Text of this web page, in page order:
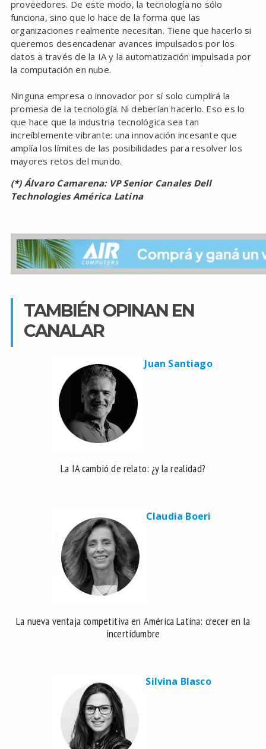
proveedores. De este modo, la tecnología no sólo
funciona, sino que lo hace de la forma que las
organizaciones realmente necesitan. Tiene que hacerlo si
queremos desencadenar avances impulsados por los
datos a través de la IA y la automatización impulsada por
la computación en nube.
Ninguna empresa o innovador por sí solo cumplirá la
promesa de la tecnología. Ni deberían hacerlo. Eso es lo
que hace que la industria tecnológica sea tan
increíblemente vibrante: una innovación incesante que
amplía los límites de las posibilidades para resolver los
mayores retos del mundo.
(*) Álvaro Camarena: VP Senior Canales Dell
Technologies América Latina
TAMBIÉN OPINAN EN
CANALAR
Juan Santiago
La IA cambió de relato: ¿y la realidad?
Claudia Boeri
La nueva ventaja competitiva en América Latina: crecer en la
incertidumbre
Silvina Blasco